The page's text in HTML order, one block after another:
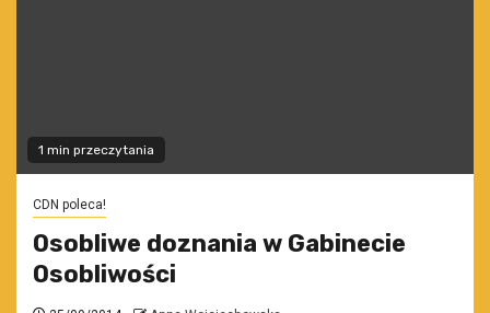
1 min przeczytania
CDN poleca!
Osobliwe doznania w Gabinecie
Osobliwości